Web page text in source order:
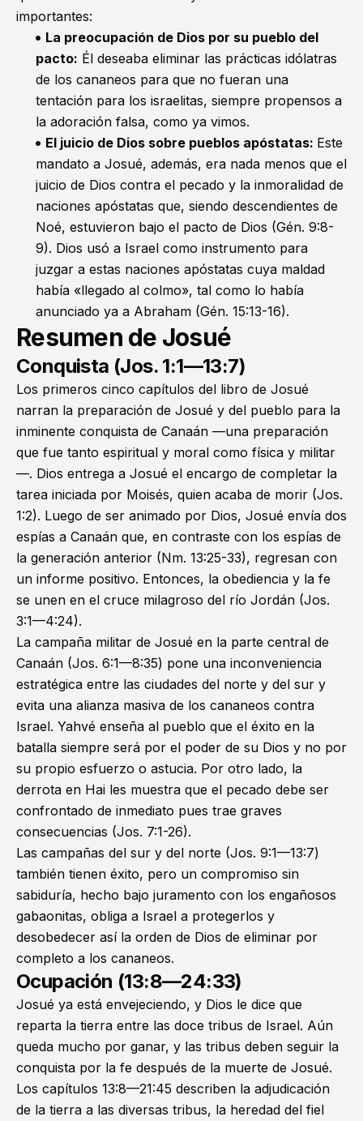
importantes:
La preocupación de Dios por su pueblo del
pacto: Él deseaba eliminar las prácticas idólatras
de los cananeos para que no fueran una
tentación para los israelitas, siempre propensos a
la adoración falsa, como ya vimos.
El juicio de Dios sobre pueblos apóstatas: Este
mandato a Josué, además, era nada menos que el
juicio de Dios contra el pecado y la inmoralidad de
naciones apóstatas que, siendo descendientes de
Noé, estuvieron bajo el pacto de Dios (Gén. 9:8-
9). Dios usó a Israel como instrumento para
juzgar a estas naciones apóstatas cuya maldad
había «llegado al colmo», tal como lo había
anunciado ya a Abraham (Gén. 15:13-16).
Resumen de Josué
Conquista (Jos. 1:1—13:7)
Los primeros cinco capítulos del libro de Josué
narran la preparación de Josué y del pueblo para la
inminente conquista de Canaán —una preparación
que fue tanto espiritual y moral como física y militar
—. Dios entrega a Josué el encargo de completar la
tarea iniciada por Moisés, quien acaba de morir (Jos.
1:2). Luego de ser animado por Dios, Josué envía dos
espías a Canaán que, en contraste con los espías de
la generación anterior (Nm. 13:25-33), regresan con
un informe positivo. Entonces, la obediencia y la fe
se unen en el cruce milagroso del río Jordán (Jos.
3:1—4:24).
La campaña militar de Josué en la parte central de
Canaán (Jos. 6:1—8:35) pone una inconveniencia
estratégica entre las ciudades del norte y del sur y
evita una alianza masiva de los cananeos contra
Israel. Yahvé enseña al pueblo que el éxito en la
batalla siempre será por el poder de su Dios y no por
su propio esfuerzo o astucia. Por otro lado, la
derrota en Hai les muestra que el pecado debe ser
confrontado de inmediato pues trae graves
consecuencias (Jos. 7:1-26).
Las campañas del sur y del norte (Jos. 9:1—13:7)
también tienen éxito, pero un compromiso sin
sabiduría, hecho bajo juramento con los engañosos
gabaonitas, obliga a Israel a protegerlos y
desobedecer así la orden de Dios de eliminar por
completo a los cananeos.
Ocupación (13:8—24:33)
Josué ya está envejeciendo, y Dios le dice que
reparta la tierra entre las doce tribus de Israel. Aún
queda mucho por ganar, y las tribus deben seguir la
conquista por la fe después de la muerte de Josué.
Los capítulos 13:8—21:45 describen la adjudicación
de la tierra a las diversas tribus, la heredad del fiel